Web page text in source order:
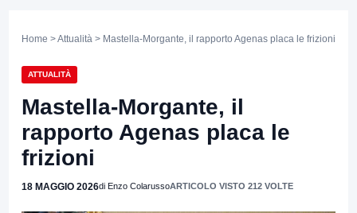
Home >Attualità > Mastella-Morgante, il rapporto Agenas placa le frizioni
ATTUALITÀ
Mastella-Morgante, il
rapporto Agenas placa le
frizioni
18 MAGGIO 2026di Enzo ColarussoARTICOLO VISTO 212 VOLTE